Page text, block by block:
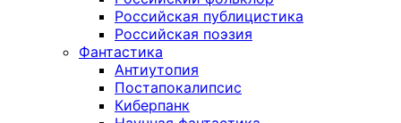
Российская публицистика
Российская поэзия
Фантастика
Антиутопия
Постапокалипсис
Киберпанк